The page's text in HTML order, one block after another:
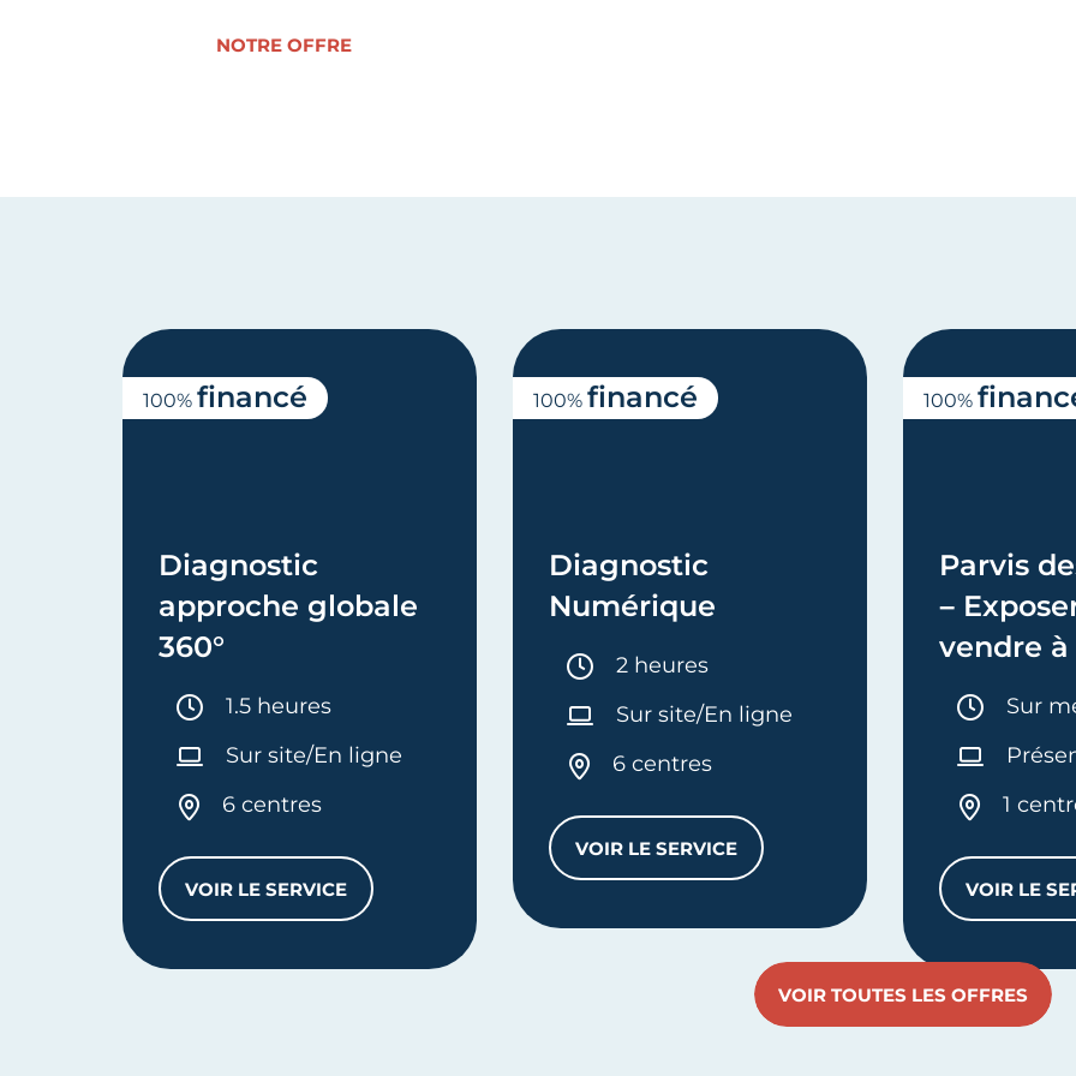
NOTRE OFFRE
Diagnostic
approche globale
360°
Durée :
1.5 heures
Sur site/En ligne
6 centres
VOIR LE SERVICEDIAGNOSTIC APPROCHE GLOBALE 360°
100% financé
Diagnostic
Numérique
Durée :
2 heures
Sur site/En ligne
6 centres
VOIR LE SERVICEDIAGNOSTIC NUMÉRIQUE
100% financé
Parvis
–
vendre
Durée
Sur
1
VOIR LE
100%
VOIR TOUTES LES OFFRES